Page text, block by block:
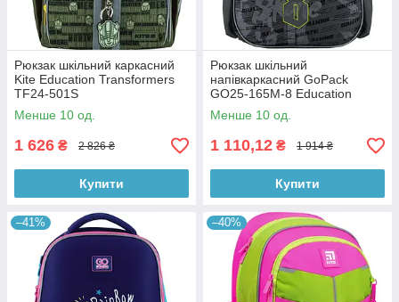
Рюкзак шкільний каркасний
Kite Education Transformers
TF24-501S
Менше 10 од.
1 626 ₴ 2 826 ₴
Купити
Рюкзак шкільний
напівкаркасний GoPack
GO25-165M-8 Education
Skate
Менше 10 од.
1 110,12 ₴ 1 914 ₴
Купити
–41% –40%